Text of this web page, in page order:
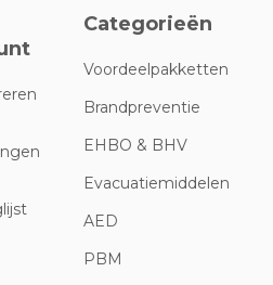
Categorieën
Voordeelpakketten
Brandpreventie
EHBO & BHV
Evacuatiemiddelen
AED
PBM